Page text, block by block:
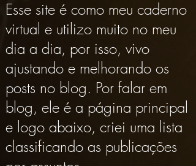
Esse site é como meu caderno
virtual e utilizo muito no meu
dia a dia, por isso, vivo
ajustando e melhorando os
posts no blog. Por falar em
blog, ele é a página principal
e logo abaixo, criei uma lista
classificando as publicações